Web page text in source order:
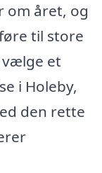
om året, og
til store
et
i Holeby,
den rette